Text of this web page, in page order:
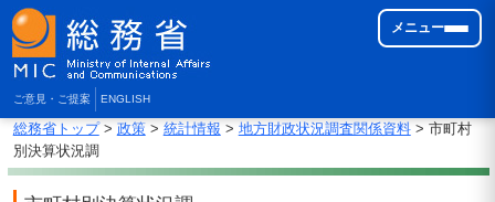
ご意見・ご提案 ENGLISH
メニュー
総務省トップ> 政策> 統計情報 > 地方財政状況調査関係資料> 市町村
別決算状況調